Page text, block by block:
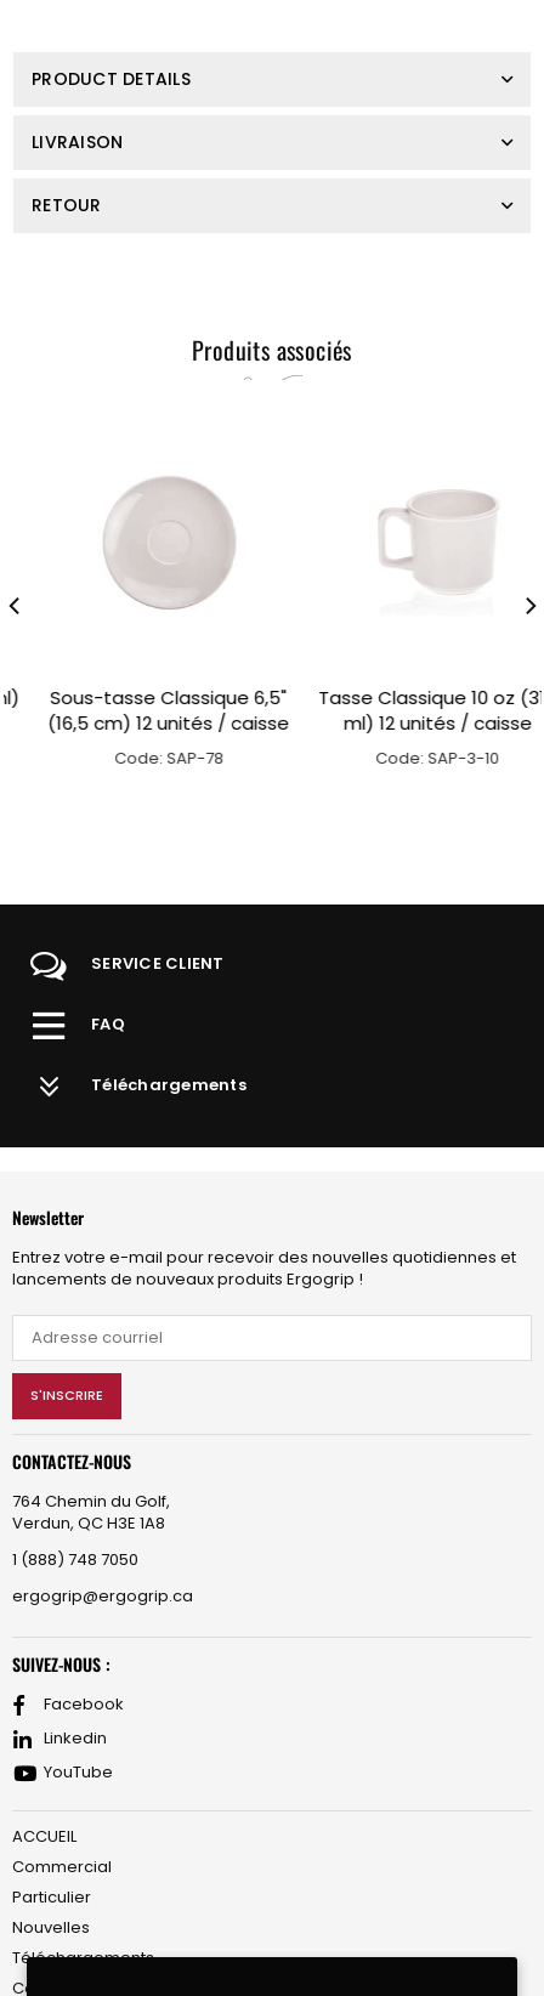
PRODUCT DETAILS
LIVRAISON
RETOUR
Produits associés
Sous-tasse Classique 6,5"
(16,5 cm) 12 unités / caisse
Code: SAP-78
Tasse Classique 10 oz (310
ml) 12 unités / caisse
Code: SAP-3-10
SERVICE CLIENT
FAQ
Téléchargements
Newsletter
Entrez votre e-mail pour recevoir des nouvelles quotidiennes et
lancements de nouveaux produits Ergogrip !
S'INSCRIRE
CONTACTEZ-NOUS
764 Chemin du Golf,
Verdun, QC H3E 1A8
1 (888) 748 7050
ergogrip@ergogrip.ca
SUIVEZ-NOUS :
Facebook
Linkedin
YouTube
ACCUEIL
Commercial
Particulier
Nouvelles
Téléchargements
Conditions de Service